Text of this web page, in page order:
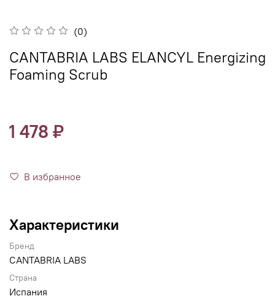
(0)
CANTABRIA LABS ELANCYL Energizing
Foaming Scrub
1 478 ₽
В избранное
Характеристики
Бренд
CANTABRIA LABS
Страна
Испания